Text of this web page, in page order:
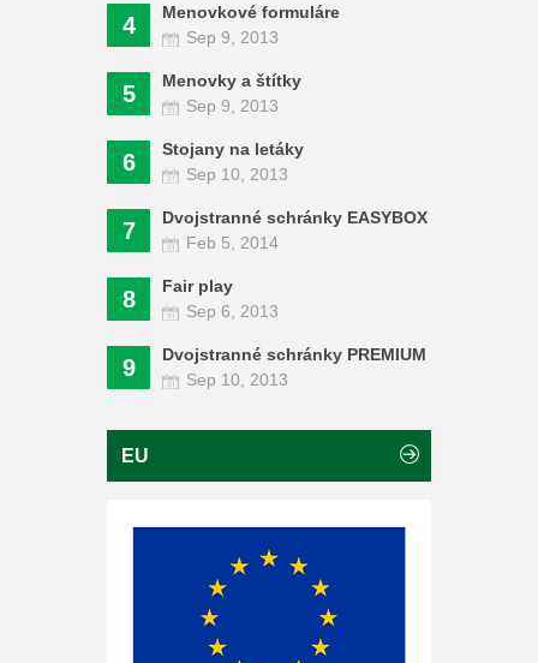
4
Menovkové formuláre
Sep 9, 2013
5
Menovky a štítky
Sep 9, 2013
6
Stojany na letáky
Sep 10, 2013
7
Dvojstranné schránky EASYBOX
Feb 5, 2014
8
Fair play
Sep 6, 2013
9
Dvojstranné schránky PREMIUM
Sep 10, 2013
EU